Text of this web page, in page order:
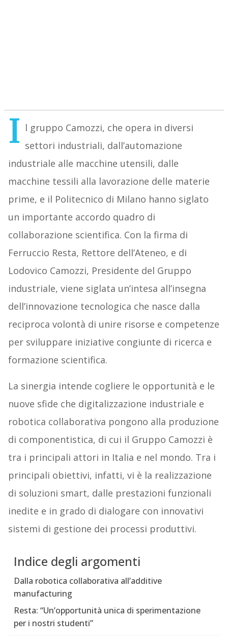
I l gruppo Camozzi, che opera in diversi
settori industriali, dall’automazione
industriale alle macchine utensili, dalle
macchine tessili alla lavorazione delle materie
prime, e il Politecnico di Milano hanno siglato
un importante accordo quadro di
collaborazione scientifica. Con la firma di
Ferruccio Resta, Rettore dell’Ateneo, e di
Lodovico Camozzi, Presidente del Gruppo
industriale, viene siglata un’intesa all’insegna
dell’innovazione tecnologica che nasce dalla
reciproca volontà di unire risorse e competenze
per sviluppare iniziative congiunte di ricerca e
formazione scientifica.
La sinergia intende cogliere le opportunità e le
nuove sfide che digitalizzazione industriale e
robotica collaborativa pongono alla produzione
di componentistica, di cui il Gruppo Camozzi è
tra i principali attori in Italia e nel mondo. Tra i
principali obiettivi, infatti, vi è la realizzazione
di soluzioni smart, dalle prestazioni funzionali
inedite e in grado di dialogare con innovativi
sistemi di gestione dei processi produttivi.
Indice degli argomenti
Dalla robotica collaborativa all’additive
manufacturing
Resta: “Un’opportunità unica di sperimentazione
per i nostri studenti”